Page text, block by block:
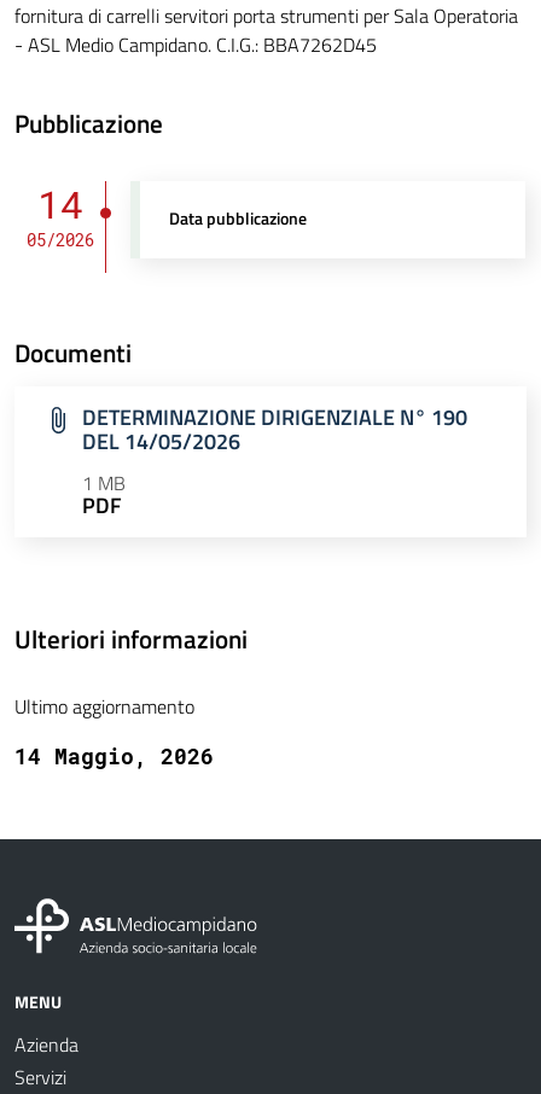
fornitura di carrelli servitori porta strumenti per Sala Operatoria
- ASL Medio Campidano. C.I.G.: BBA7262D45
Pubblicazione
14
05/2026
Data pubblicazione
Documenti
DETERMINAZIONE DIRIGENZIALE N° 190
DEL 14/05/2026
1 MB
PDF
Ulteriori informazioni
Ultimo aggiornamento
14 Maggio, 2026
MENU
Azienda
Servizi